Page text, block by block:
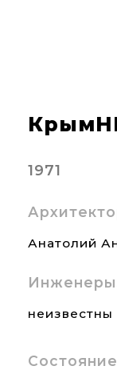
1971
Анатолий
неизвестны